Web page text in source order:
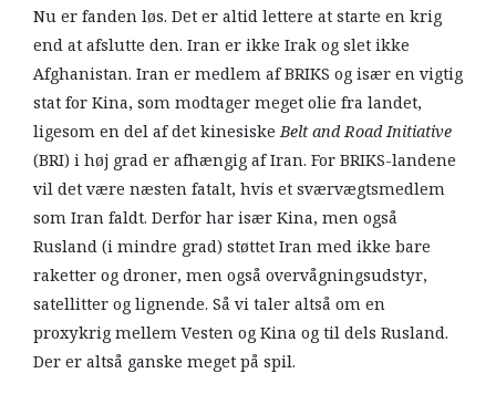
Nu er fanden løs. Det er altid lettere at starte en krig
end at afslutte den. Iran er ikke Irak og slet ikke
Afghanistan. Iran er medlem af BRIKS og især en vigtig
stat for Kina, som modtager meget olie fra landet,
ligesom en del af det kinesiskeBelt and Road Initiative
(BRI) i høj grad er afhængig af Iran. For BRIKS-landene
vil det være næsten fatalt, hvis et sværvægtsmedlem
som Iran faldt. Derfor har især Kina, men også
Rusland (i mindre grad) støttet Iran med ikke bare
raketter og droner, men også overvågningsudstyr,
satellitter og lignende. Så vi taler altså om en
proxykrig mellem Vesten og Kina og til dels Rusland.
Der er altså ganske meget på spil.